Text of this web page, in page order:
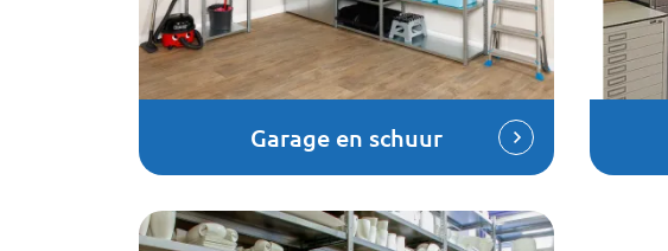
Garage en schuur